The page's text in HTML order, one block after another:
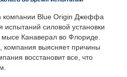
компании Blue Origin Джеффа
испытаний силовой установки
мысе Канаверал во Флориде.
выясняет причины
восстановит все, что